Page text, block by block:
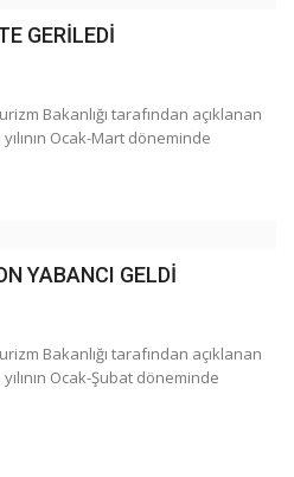
GERİLEDİ
Bakanlığı tarafından açıklanan
Ocak-Mart döneminde
YABANCI GELDİ
Bakanlığı tarafından açıklanan
Ocak-Şubat döneminde